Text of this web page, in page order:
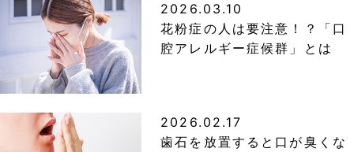
2026.03.10
花粉症の人は要注意！？「口
腔アレルギー症候群」とは
2026.02.17
歯石を放置すると口が臭くな